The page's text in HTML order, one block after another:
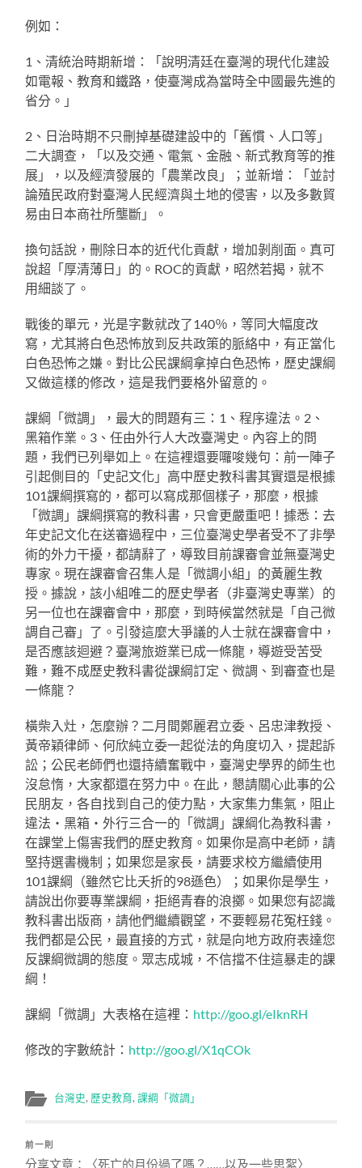
例如：
1、清統治時期新增：「說明清廷在臺灣的現代化建設
如電報、教育和鐵路，使臺灣成為當時全中國最先進的
省分。」
2、日治時期不只刪掉基礎建設中的「舊慣、人口等」
二大調查，「以及交通、電氣、金融、新式教育等的推
展」，以及經濟發展的「農業改良」；並新增：「並討
論殖民政府對臺灣人民經濟與土地的侵害，以及多數貿
易由日本商社所壟斷」。
換句話說，刪除日本的近代化貢獻，增加剝削面。真可
說超「厚清薄日」的。ROC的貢獻，昭然若揭，就不
用細談了。
戰後的單元，光是字數就改了140％，等同大幅度改
寫，尤其將白色恐怖放到反共政策的脈絡中，有正當化
白色恐怖之嫌。對比公民課綱拿掉白色恐怖，歷史課綱
又做這樣的修改，這是我們要格外留意的。
課綱「微調」，最大的問題有三：1、程序違法。2、
黑箱作業。3、任由外行人大改臺灣史。內容上的問
題，我們已列舉如上。在這裡還要囉唆幾句：前一陣子
引起側目的「史記文化」高中歷史教科書其實還是根據
101課綱撰寫的，都可以寫成那個樣子，那麼，根據
「微調」課綱撰寫的教科書，只會更嚴重吧！據悉：去
年史記文化在送審過程中，三位臺灣史學者受不了非學
術的外力干擾，都請辭了，導致目前課審會並無臺灣史
專家。現在課審會召集人是「微調小組」的黃麗生教
授。據說，該小組唯二的歷史學者（非臺灣史專業）的
另一位也在課審會中，那麼，到時候當然就是「自己微
調自己審」了。引發這麼大爭議的人士就在課審會中，
是否應該迴避？臺灣旅遊業已成一條龍，導遊受苦受
難，難不成歷史教科書從課綱訂定、微調、到審查也是
一條龍？
橫柴入灶，怎麼辦？二月間鄭麗君立委、呂忠津教授、
黃帝穎律師、何欣純立委一起從法的角度切入，提起訴
訟；公民老師們也還持續奮戰中，臺灣史學界的師生也
沒怠惰，大家都還在努力中。在此，懇請關心此事的公
民朋友，各自找到自己的使力點，大家集力集氣，阻止
違法‧黑箱‧外行三合一的「微調」課綱化為教科書，
在課堂上傷害我們的歷史教育。如果你是高中老師，請
堅持選書機制；如果您是家長，請要求校方繼續使用
101課綱（雖然它比夭折的98遜色）；如果你是學生，
請說出你要專業課綱，拒絕青春的浪擲。如果您有認識
教科書出版商，請他們繼續觀望，不要輕易花冤枉錢。
我們都是公民，最直接的方式，就是向地方政府表達您
反課綱微調的態度。眾志成城，不信擋不住這暴走的課
綱！
課綱「微調」大表格在這裡： http://goo.gl/eIknRH
修改的字數統計： http://goo.gl/X1qCOk
台灣史, 歷史教育,課綱「微調」
前一則
分享文章：〈死亡的月份過了嗎？……以及一些思絮〉